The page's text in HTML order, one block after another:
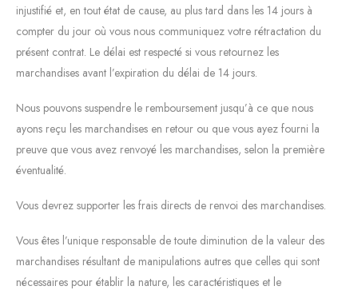
injustifié et, en tout état de cause, au plus tard dans les 14 jours à
compter du jour où vous nous communiquez votre rétractation du
présent contrat. Le délai est respecté si vous retournez les
marchandises avant l’expiration du délai de 14 jours.
Nous pouvons suspendre le remboursement jusqu’à ce que nous
ayons reçu les marchandises en retour ou que vous ayez fourni la
preuve que vous avez renvoyé les marchandises, selon la première
éventualité.
Vous devrez supporter les frais directs de renvoi des marchandises.
Vous êtes l’unique responsable de toute diminution de la valeur des
marchandises résultant de manipulations autres que celles qui sont
nécessaires pour établir la nature, les caractéristiques et le